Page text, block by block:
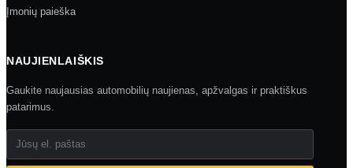
Įmonių paieška
NAUJIENLAIŠKIS
Gaukite naujausias automobilių naujienas, apžvalgas ir praktiškus
patarimus.
Jūsų el. paštas